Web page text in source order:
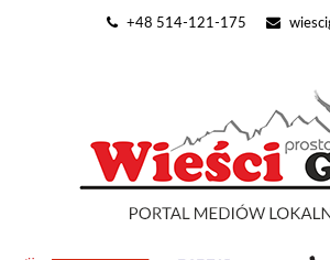
+48 514-121-175